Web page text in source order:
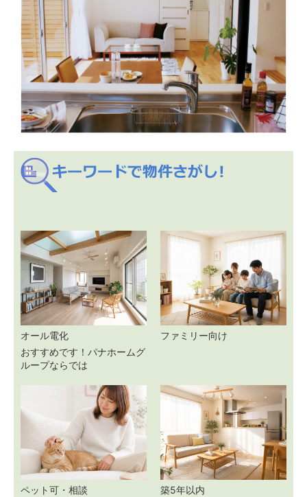
オール電化
おすすめです！パナホームグ
ループならでは
ファミリー向け
ペット可・相談
築5年以内